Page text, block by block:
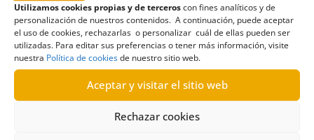
Utilizamos cookies propias y de terceroscon fines analíticos y de
personalización de nuestros contenidos. A continuación, puede aceptar
el uso de cookies, rechazarlas o personalizar cuál de ellas pueden ser
utilizadas. Para editar sus preferencias o tener más información, visite
nuestra Política de cookiesde nuestro sitio web.
Aceptar y visitar el sitio web
Rechazar cookies
Federaciones de Asociaciones,Foro por La Isleta
Plaza del Pueblo,La Isleta,plan,polígono